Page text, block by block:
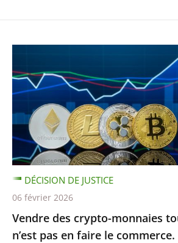
Vendre des crypto-monnaies
n’est pas en faire le commerce.
DÉCISION DE JUSTICE
06 février 2026